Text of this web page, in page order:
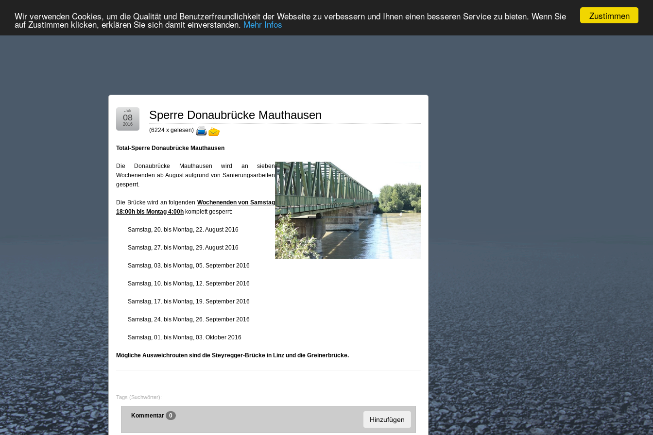
Zustimmen
Wir verwenden Cookies, um die Qualität und Benutzerfreundlichkeit der Webseite zu verbessern und Ihnen einen besseren Service zu bieten. Wenn Sie
auf Zustimmen klicken, erklären Sie sich damit einverstanden. Mehr Infos
Sperre Donaubrücke Mauthausen
(6224 x gelesen)
Juli
08
2016
Total-Sperre Donaubrücke Mauthausen
Die Donaubrücke Mauthausen wird an sieben
Wochenenden ab August aufgrund von Sanierungsarbeiten
gesperrt.
Die Brücke wird an folgenden Wochenenden von Samstag
18:00h bis Montag 4:00h komplett gesperrt:
Samstag, 20. bis Montag, 22. August 2016
Samstag, 27. bis Montag, 29. August 2016
Samstag, 03. bis Montag, 05. September 2016
Samstag, 10. bis Montag, 12. September 2016
Samstag, 17. bis Montag, 19. September 2016
Samstag, 24. bis Montag, 26. September 2016
Samstag, 01. bis Montag, 03. Oktober 2016
Mögliche Ausweichrouten sind die Steyregger-Brücke in Linz und die Greinerbrücke.
Tags (Suchwörter):
Kommentar 0 Hinzufügen